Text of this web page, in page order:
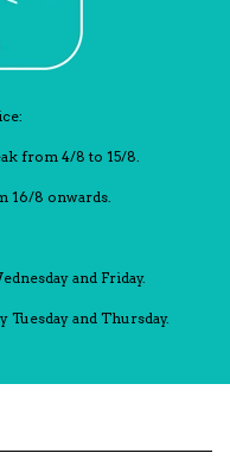
from 4/8 to 15/8.
16/8 onwards.
and Friday.
Tuesday and Thursday.